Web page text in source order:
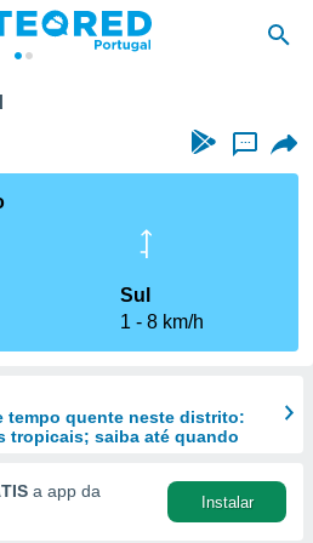
...
Sul
1
8 km/h
tempo quente neste distrito:
tropicais; saiba até quando
a app da
Instalar